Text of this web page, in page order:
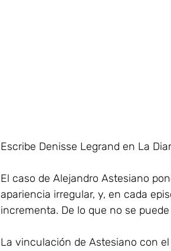
Escribe Denisse Legrand en La
El caso de Alejandro Astesiano
apariencia irregular, y, en cada
incrementa. De lo que no se
La vinculación de Astesiano con